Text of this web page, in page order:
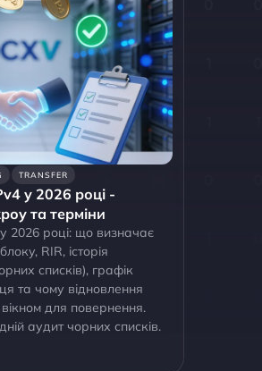
TRANSFER
у 2026 році -
та терміни
2026 році: що визначає
RIR, історія
списків), графік
та чому відновлення
для повернення.
аудит чорних списків.